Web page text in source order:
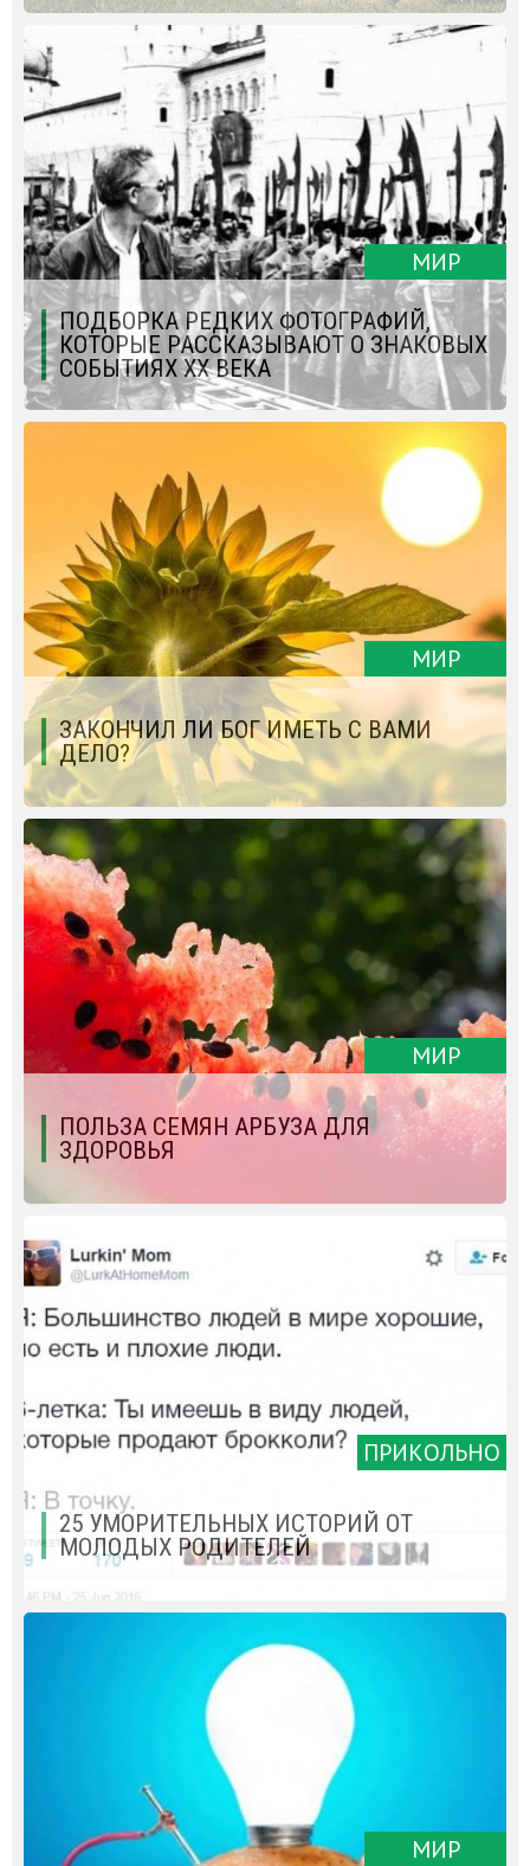
МИР
ПОДБОРКА РЕДКИХ ФОТОГРАФИЙ,
КОТОРЫЕ РАССКАЗЫВАЮТ О ЗНАКОВЫХ
СОБЫТИЯХ XX ВЕКА
МИР
ЗАКОНЧИЛ ЛИ БОГ ИМЕТЬ С ВАМИ
ДЕЛО?
МИР
ПОЛЬЗА СЕМЯН АРБУЗА ДЛЯ
ЗДОРОВЬЯ
ПРИКОЛЬНО
25 УМОРИТЕЛЬНЫХ ИСТОРИЙ ОТ
МОЛОДЫХ РОДИТЕЛЕЙ
МИР